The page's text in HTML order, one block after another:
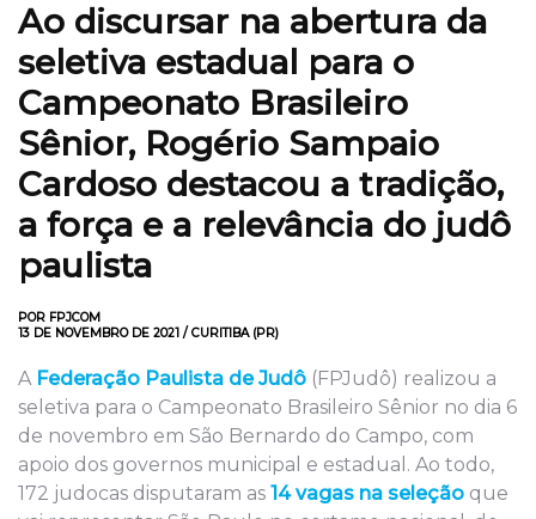
Ao discursar na abertura da
seletiva estadual para o
Campeonato Brasileiro
Sênior, Rogério Sampaio
Cardoso destacou a tradição,
a força e a relevância do judô
paulista
POR FPJCOM
13 DE NOVEMBRO DE 2021 / CURITIBA (PR)
A Federação Paulista de Judô (FPJudô) realizou a
seletiva para o Campeonato Brasileiro Sênior no dia 6
de novembro em São Bernardo do Campo, com
apoio dos governos municipal e estadual. Ao todo,
172 judocas disputaram as 14 vagas na seleção que